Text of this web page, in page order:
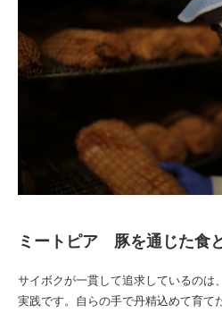
ミートピア 豚を通じた食
サイボクが一貫して追求しているのは
実践です。自らの手で丹精込めて育て